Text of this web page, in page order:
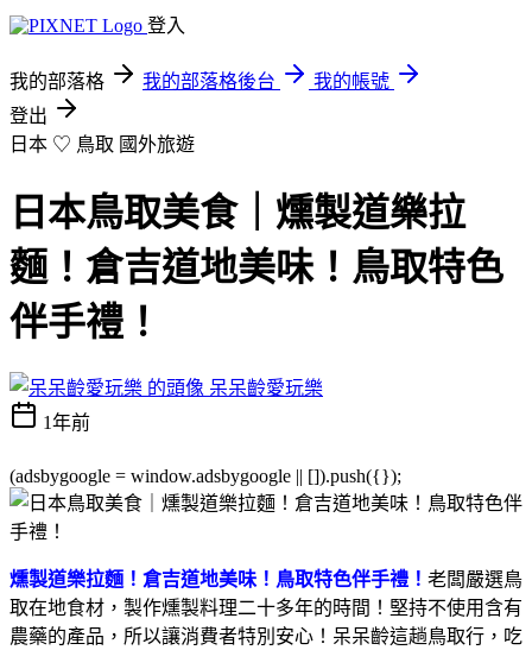
登入
我的部落格 我的部落格後台
我的帳號
登出
日本 ♡ 鳥取 國外旅遊
日本鳥取美食｜燻製道樂拉
麵！倉吉道地美味！鳥取特色
伴手禮！
呆呆齡愛玩樂
1年前
(adsbygoogle = window.adsbygoogle || []).push({});
燻製道樂拉麵！倉吉道地美味！鳥取特色伴手禮！ 老闆嚴選鳥
取在地食材，製作燻製料理二十多年的時間！堅持不使用含有
農藥的產品，所以讓消費者特別安心！呆呆齡這趟鳥取行，吃